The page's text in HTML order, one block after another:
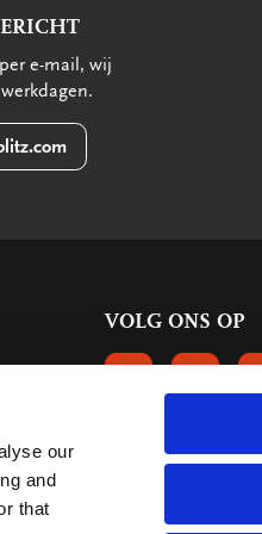
our
and
that
e-mail, wij
VOLG ONS OP
VOLGS ONS
VOLG